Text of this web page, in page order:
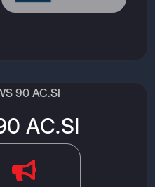
AC.SI